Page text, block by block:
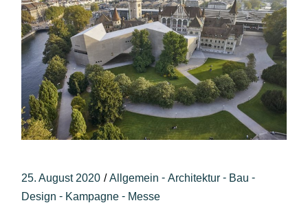
25. August 2020 Allgemein - Architektur - Bau -
Design - Kampagne - Messe